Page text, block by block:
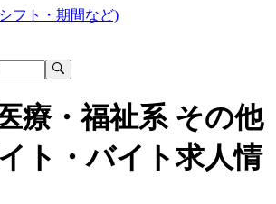
フト・期間など)
療・福祉系 その他
ト・バイト求人情